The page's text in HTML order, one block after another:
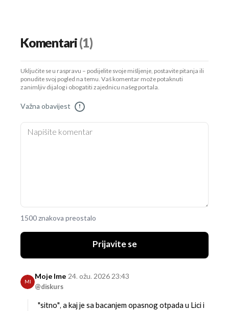
Komentari(1)
Uključite se u raspravu – podijelite svoje mišljenje, postavite pitanja ili
ponudite svoj pogled na temu. Vaš komentar može potaknuti
zanimljiv dijalog i obogatiti zajednicu našeg portala.
Važna obavijest !
1500 znakova preostalo
Prijavite se
MI
Moje Ime
@diskurs
24. ožu. 2026 23:43
"sitno", a kaj je sa bacanjem opasnog otpada u Lici i